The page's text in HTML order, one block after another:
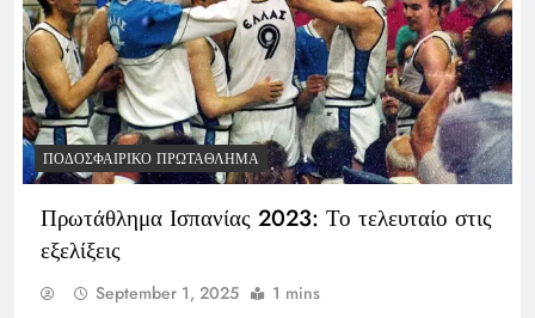
ΠΟΔΟΣΦΑΙΡΙΚΌ ΠΡΩΤΆΘΛΗΜΑ
Πρωτάθλημα Ισπανίας 2023: Το τελευταίο στις
εξελίξεις
September 1, 2025 1 mins